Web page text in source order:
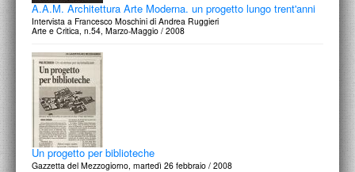
A.A.M. Architettura Arte Moderna. un progetto lungo trent'anni
Intervista a Francesco Moschini di Andrea Ruggieri
Arte e Critica, n.54, Marzo-Maggio / 2008
Un progetto per biblioteche
Gazzetta del Mezzogiorno, martedì 26 febbraio / 2008